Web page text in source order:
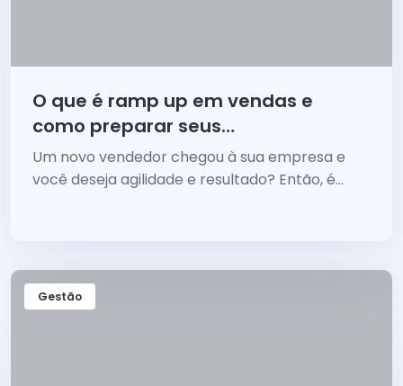
O que é ramp up em vendas e
como preparar seus
vendedores?
Um novo vendedor chegou à sua empresa e
você deseja agilidade e resultado? Então, é
Gestão